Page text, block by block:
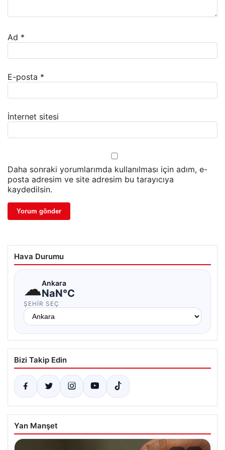
Ad *
E-posta *
İnternet sitesi
Daha sonraki yorumlarımda kullanılması için adım, e-
posta adresim ve site adresim bu tarayıcıya
kaydedilsin.
Hava Durumu
☁Ankara
NaN°C
ŞEHIR SEÇ
Bizi Takip Edin
Yan Manşet